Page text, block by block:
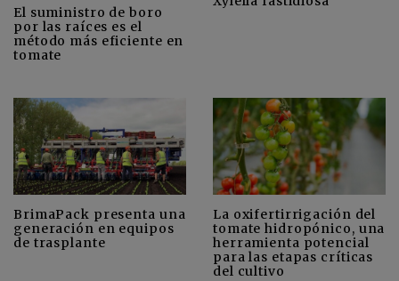
El suministro de boro
por las raíces es el
método más eficiente en
tomate
BrimaPack presenta una
generación en equipos
de trasplante
La oxifertirrigación del
tomate hidropónico, una
herramienta potencial
para las etapas críticas
del cultivo